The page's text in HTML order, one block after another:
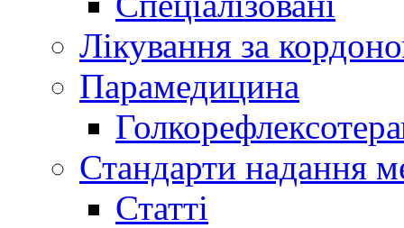
Лікування за
Парамедицина
Стандарти надання
Статті